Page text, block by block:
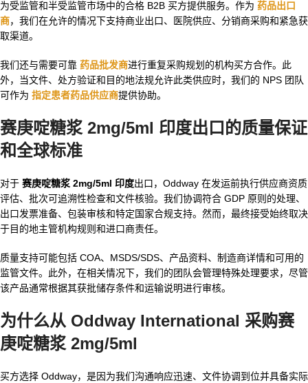
为受监管和半受监管市场中的合格 B2B 买方提供服务。作为 药品出口
商，我们在允许的情况下支持商业出口、医院供应、分销商采购和紧急获
取渠道。
我们还与需要可靠 药品批发商进行重复采购规划的机构买方合作。此
外，当文件、处方验证和目的地法规允许此类供应时，我们的 NPS 团队
可作为 指定患者药品供应商提供协助。
赛庚啶糖浆 2mg/5ml 印度出口的质量保证
和全球标准
对于 赛庚啶糖浆 2mg/5ml 印度出口，Oddway 在发运前执行供应商资质
评估、批次可追溯性检查和文件核验。我们协调符合 GDP 原则的处理、
出口发票准备、包装审核和特定国家合规支持。然而，最终接受始终取决
于目的地主管机构规则和进口商责任。
质量支持可能包括 COA、MSDS/SDS、产品资料、制造商详情和可用的
监管文件。此外，在相关情况下，我们的团队会管理特殊处理要求，尽管
该产品通常根据其获批储存条件和运输说明进行审核。
为什么从 Oddway International 采购赛
庚啶糖浆 2mg/5ml
买方选择 Oddway，是因为我们沟通响应迅速、文件协调到位并具备实际